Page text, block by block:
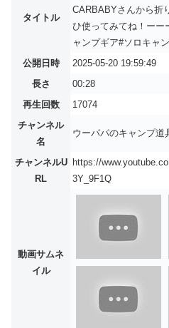
タイトル
CARBABYさんから折
ひ使ってみてね！ーー
ャンプギア#ソロキャ
公開日時
2025-05-20 19:59:49
長さ
00:28
再生回数
17074
チャンネル
名
ウーパパのキャンプ道
チャンネルU
RL
https://
3Y_9F1Q
動画サムネ
イル